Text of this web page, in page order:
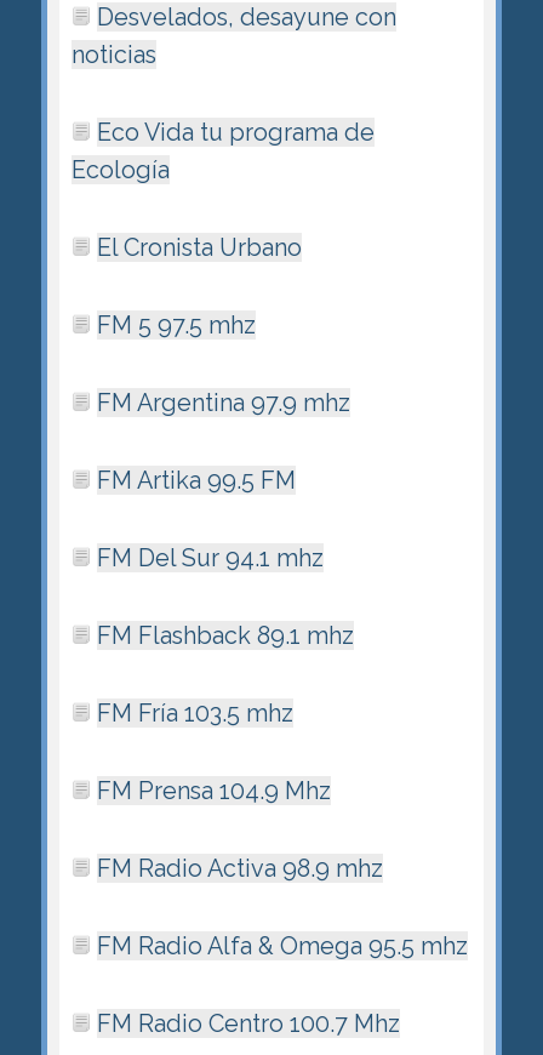
Desvelados, desayune con
noticias
Eco Vida tu programa de
Ecología
El Cronista Urbano
FM 5 97.5 mhz
FM Argentina 97.9 mhz
FM Artika 99.5 FM
FM Del Sur 94.1 mhz
FM Flashback 89.1 mhz
FM Frí­a 103.5 mhz
FM Prensa 104.9 Mhz
FM Radio Activa 98.9 mhz
FM Radio Alfa & Omega 95.5 mhz
FM Radio Centro 100.7 Mhz